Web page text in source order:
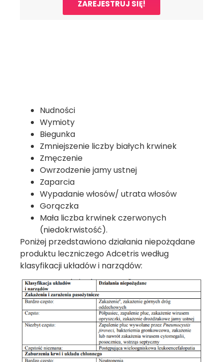
ZAREJESTRUJ SIĘ!
Nudności
Wymioty
Biegunka
Zmniejszenie liczby białych krwinek
Zmęczenie
Owrzodzenie jamy ustnej
Zaparcia
Wypadanie włosów/ utrata włosów
Gorączka
Mała liczba krwinek czerwonych
(niedokrwistość).
Poniżej przedstawiono działania niepożądane
produktu leczniczego Adcetris według
klasyfikacji układów i narządów: